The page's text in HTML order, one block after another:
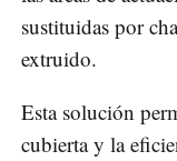
sustituidas por
extruido.
Esta solución
cubierta y la